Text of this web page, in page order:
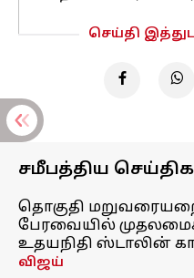
செய்தி
சமீபத்திய
தொகுதி
பேரவையில்
உதயநிதி ஸ்டாலின்
விஜய்